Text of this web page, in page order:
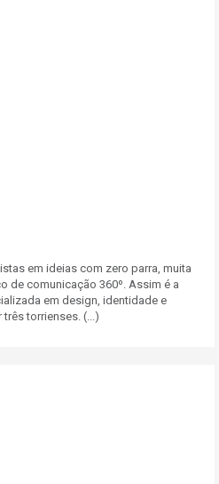
em ideias com zero parra, muita
de comunicação 360º. Assim é a
em design, identidade e
torrienses. (...)